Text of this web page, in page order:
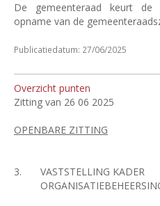
De gemeenteraad keurt de
opname van de
Publicatiedatum: 27/06/2025
Overzicht punten
Zitting van 26 06 2025
OPENBARE ZITTING
3.
VASTSTELLING KADER